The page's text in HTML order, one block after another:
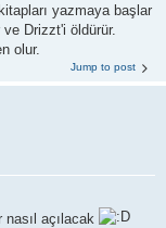
yazmaya başlar
Drizzt'i öldürür.
olur.
Jump to post
açılacak